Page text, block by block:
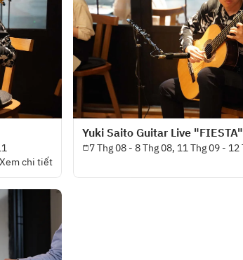
Xem chi tiết
Yuki Saito Guitar Live "FIESTA"